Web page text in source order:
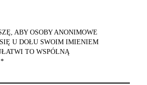
ABY OSOBY ANONIMOWE
U DOŁU SWOIM IMIENIEM
TO WSPÓLNĄ
*